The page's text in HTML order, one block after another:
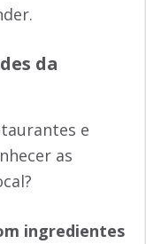
da
e
as
ingredientes